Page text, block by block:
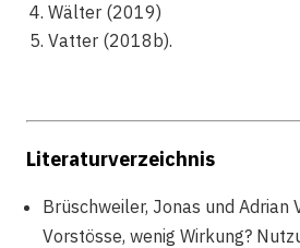
Wälter (2019)
Vatter (2018b).
Literaturverzeichnis
Brüschweiler, Jonas und Adrian
Vorstösse, wenig Wirkung?